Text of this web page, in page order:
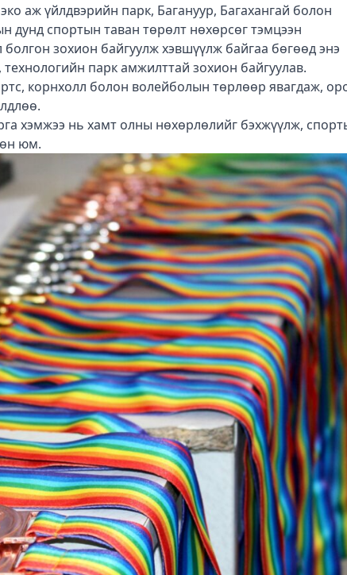
аж үйлдвэрийн парк, Багануур, Багахангай болон
дунд спортын таван төрөлт нөхөрсөг тэмцээн
зохион байгуулж хэвшүүлж байгаа бөгөөд энэ
парк амжилттай зохион байгуулав.
корнхолл болон волейболын төрлөөр явагдаж,
хэмжээ нь хамт олны нөхөрлөлийг бэхжүүлж,
юм.